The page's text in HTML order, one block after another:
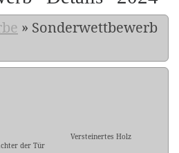
» Sonderwettbewerb
der Tür
Versteinertes Holz